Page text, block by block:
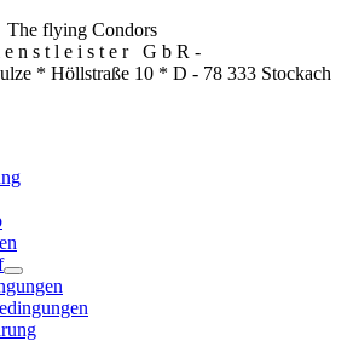
The flying Condors
n s t l e i s t e r G b R -
* Höllstraße 10 * D - 78 333 Stockach